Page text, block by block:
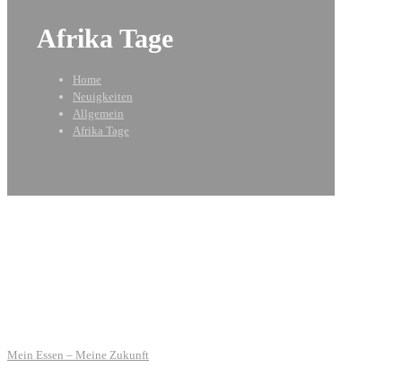
Afrika Tage
Home
Neuigkeiten
Allgemein
Afrika Tage
Mein Essen – Meine Zukunft